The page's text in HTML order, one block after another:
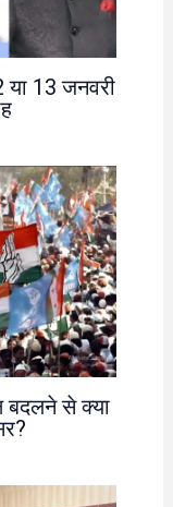
या 13 जनवरी
बदलने से क्या